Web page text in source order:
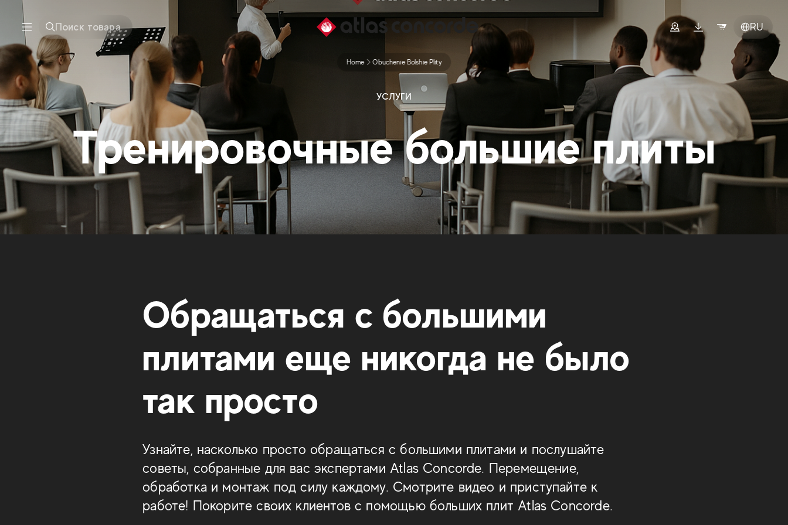
Поиск товара RU
Home Obuchenie Bolshie Plity
УСЛУГИ
Тренировочные большие плиты
Обращаться с большими
плитами еще никогда не было
так просто
Узнайте, насколько просто обращаться с большими плитами и послушайте
советы, собранные для вас экспертами Atlas Concorde. Перемещение,
обработка и монтаж под силу каждому. Смотрите видео и приступайте к
работе! Покорите своих клиентов с помощью больших плит Atlas Concorde.